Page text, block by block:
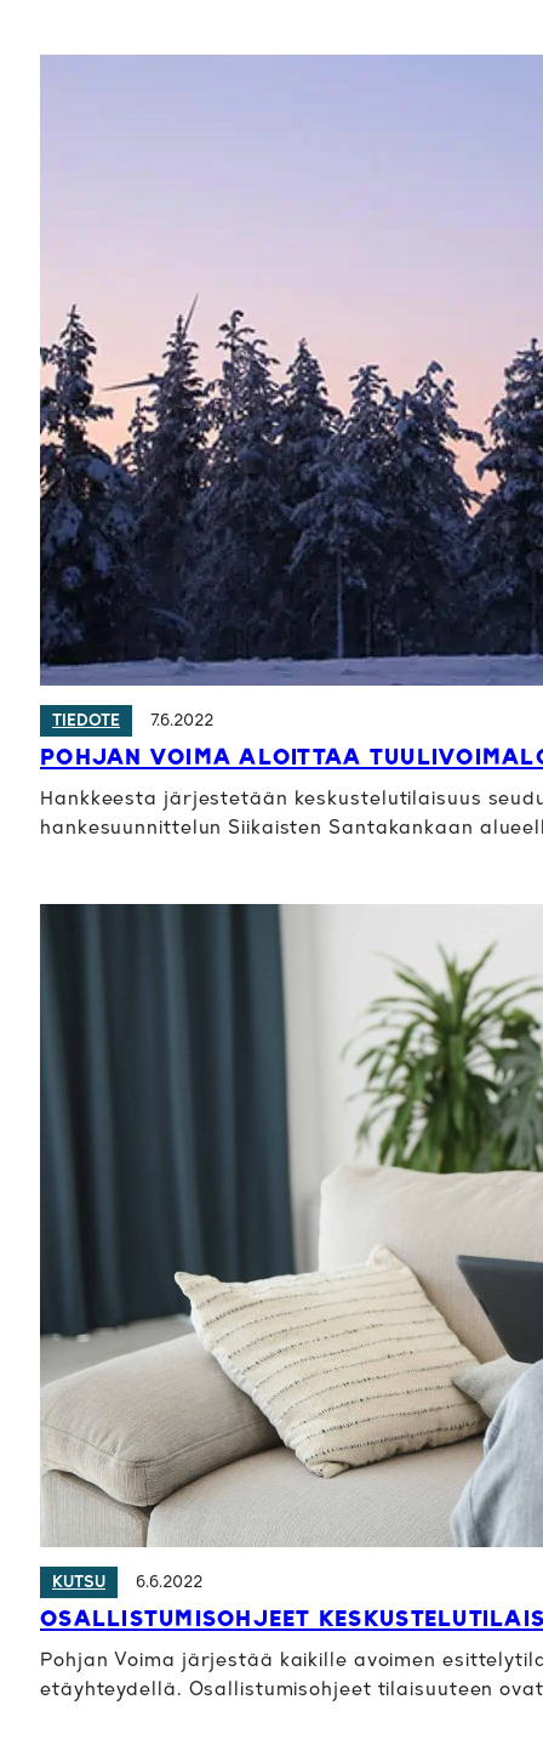
TIEDOTE 7.6.2022
POHJAN VOIMA ALOITTAA
Hankkeesta järjestetään keskustelutilaisuus
hankesuunnittelun Siikaisten Santakankaan
KUTSU 6.6.2022
OSALLISTUMISOHJEET
Pohjan Voima järjestää kaikille avoimen
etäyhteydellä. Osallistumisohjeet tilaisuuteen